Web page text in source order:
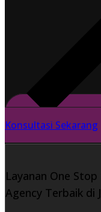
Konsultasi Sekarang
Layanan One
Agency Terbaik di